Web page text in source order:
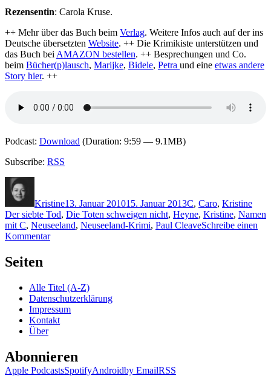
Rezensentin: Carola Kruse.
++ Mehr über das Buch beim Verlag. Weitere Infos auch auf der ins
Deutsche übersetzten Website. ++ Die Krimikiste unterstützen und
das Buch bei AMAZON bestellen. ++ Besprechungen und Co.
beim Bücher(p)lausch, Marijke, Bidele, Petra und eine etwas andere
Story hier. ++
Podcast: Download (Duration: 9:59 — 9.1MB)
Subscribe: RSS
Kristine13. Januar 201015. Januar 2013C, Caro, Kristine
Der siebte Tod, Die Toten schweigen nicht, Heyne, Kristine, Namen
mit C, Neuseeland, Neuseeland-Krimi, Paul CleaveSchreibe einen
Kommentarzu
–
Die
Toten
schweigen
Seiten
Alle Titel (A-Z)
Datenschutzerklärung
Impressum
Kontakt
Über
Abonnieren
Apple PodcastsSpotifyAndroidby EmailRSS